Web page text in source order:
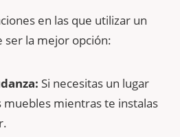
en las que utilizar un
ser la mejor opción:
Si necesitas un lugar
mientras te instalas